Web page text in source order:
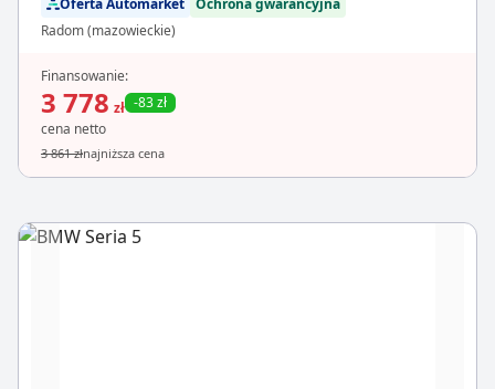
Oferta Automarket Ochrona gwarancyjna
Radom (mazowieckie)
Finansowanie:
3 778 zł -83 zł
cena netto
3 861 złnajniższa cena